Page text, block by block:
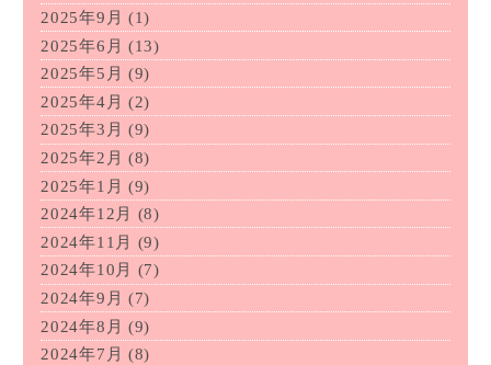
2025年9月 (1)
2025年6月 (13)
2025年5月 (9)
2025年4月 (2)
2025年3月 (9)
2025年2月 (8)
2025年1月 (9)
2024年12月
(8)
2024年11月
(9)
2024年10月
(7)
2024年9月 (7)
2024年8月 (9)
2024年7月 (8)